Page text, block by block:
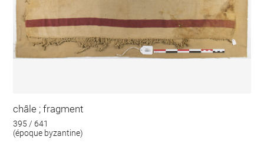
châle ; fragment
395 / 641
(époque byzantine)